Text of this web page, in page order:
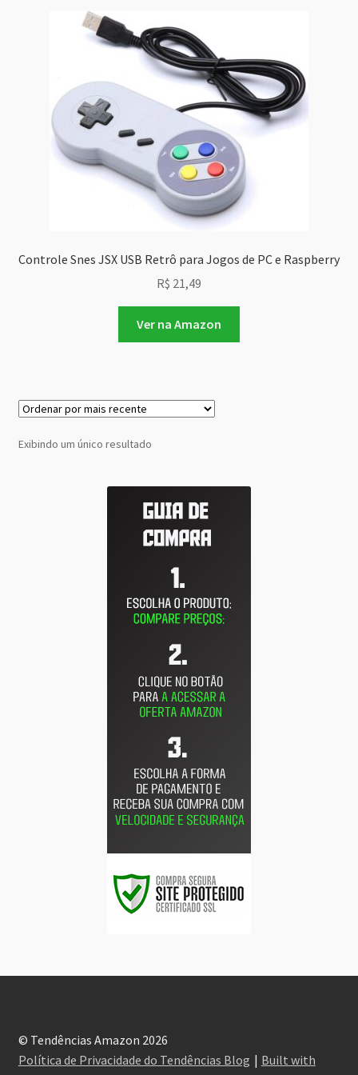
Controle Snes JSX USB Retrô para Jogos de PC e Raspberry
R$ 21,49
Ver na Amazon
Exibindo um único resultado
© Tendências Amazon 2026
Política de Privacidade do Tendências Blog
Built with